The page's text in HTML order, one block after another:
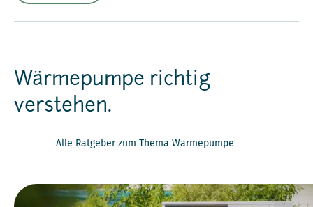
Wärmepumpe richtig
verstehen.
Alle Ratgeber zum Thema Wärmepumpe